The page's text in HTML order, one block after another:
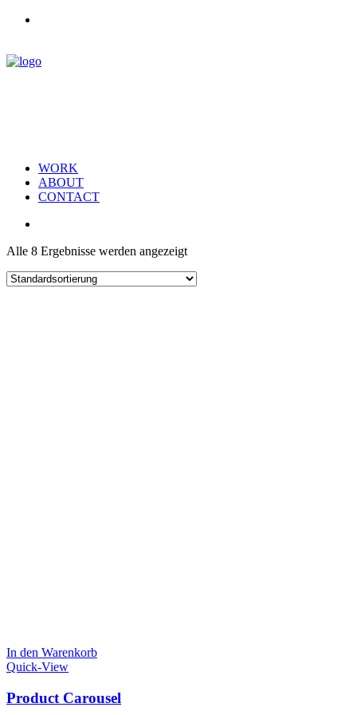
WORK
ABOUT
CONTACT
Alle 8 Ergebnisse werden angezeigt
In den Warenkorb
Quick-View
Product Carousel